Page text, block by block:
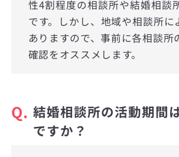
性4割程度の相談所や結婚相談
です。しかし、地域や相談所に
ありますので、事前に各相談所
確認をオススメします。
Q. 結婚相談所の活動期間
ですか？